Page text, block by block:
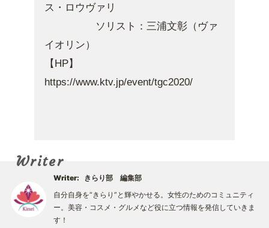
ス・ロウヴァリ
ソリスト：三浦文彰（ヴァ
イオリン）
【HP】
https://www.ktv.jp/event/tgc2020/
Writer
Writer:
きらり部 編集部
自分自身を“きらり”と輝やかせる。女性のためのコミュニティ
ー。美容・コスメ・グルメなど役に立つ情報を発信していきま
す！